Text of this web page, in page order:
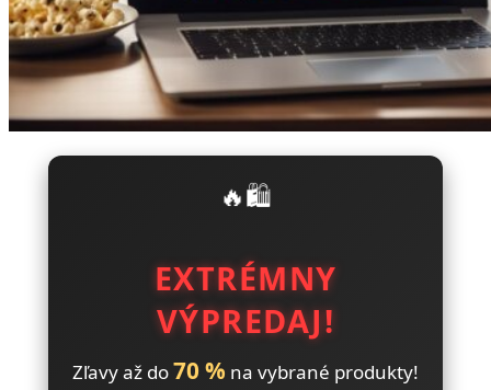
🔥🛍️
EXTRÉMNY
VÝPREDAJ!
Zľavy až do70 % na vybrané produkty!